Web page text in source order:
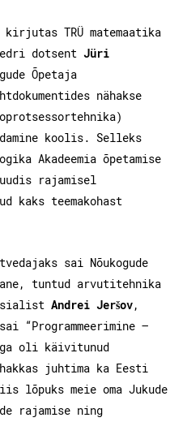
TRÜ matemaatika
dotsent Jüri
Õpetaja
nähakse
koolis. Selleks
Akadeemia õpetamise
rajamisel
kaks teemakohast
sai Nõukogude
tuntud arvutitehnika
Andrei Jeršov,
“Programmeerimine —
oli käivitunud
juhtima ka Eesti
lõpuks meie oma Jukude
rajamise ning